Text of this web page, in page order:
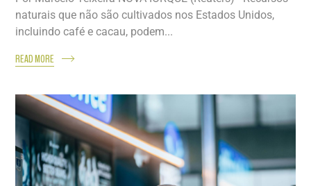
naturais que não são cultivados nos Estados Unidos,
incluindo café e cacau, podem...
READ MORE